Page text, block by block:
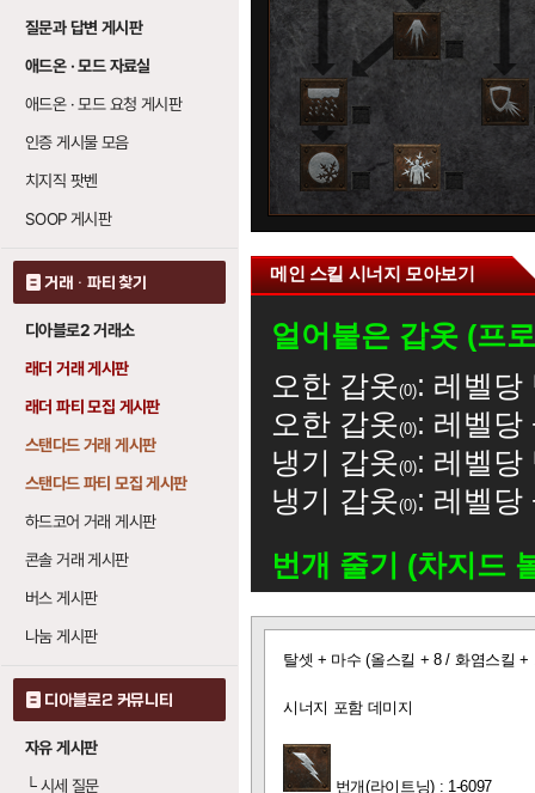
질문과 답변 게시판
애드온 · 모드 자료실
애드온 · 모드 요청 게시판
인증 게시물 모음
치지직 팟벤
SOOP 게시판
거래 · 파티 찾기
디아블로2 거래소
래더 거래 게시판
래더 파티 모집 게시판
스탠다드 거래 게시판
스탠다드 파티 모집 게시판
하드코어 거래 게시판
콘솔 거래 게시판
버스 게시판
나눔 게시판
디아블로2 커뮤니티
자유 게시판
└시세 질문
0
메인 스킬 시너지 모아보기
얼어붙은 갑옷 (프
오한 갑옷 0 : 레벨당
오한 갑옷 0 : 레벨당
냉기 갑옷 0 : 레벨당
냉기 갑옷 0 : 레벨당
번개 줄기 (차지드
번개 20 : 레벨당 번
번개 파장
탈셋 + 마수 (올스킬 + 8 / 화염스킬 +
시너지 포함 데미지
번개(라이트닝) : 1-6097